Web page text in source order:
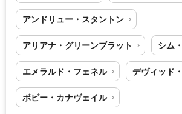
アンドリュー・スタントン
アリアナ・グリーンブラット シム
エメラルド・フェネル デヴィッド
ボビー・カナヴェイル